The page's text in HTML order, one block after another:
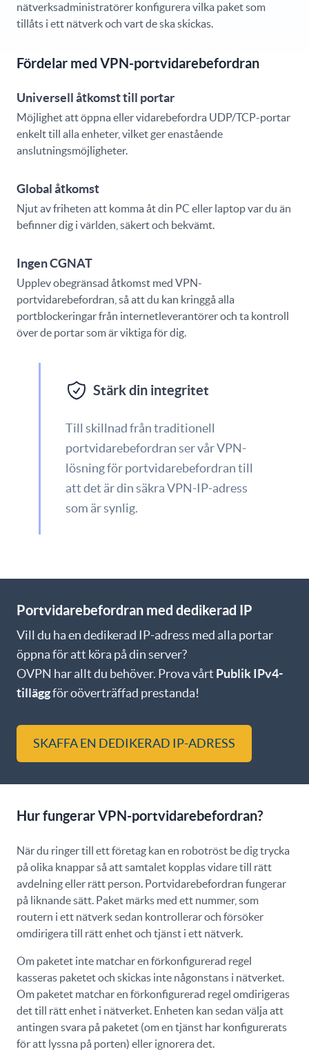
nätverksadministratörer konfigurera vilka paket som
tillåts i ett nätverk och vart de ska skickas.
Fördelar med VPN-portvidarebefordran
Universell åtkomst till portar
Möjlighet att öppna eller vidarebefordra UDP/TCP-portar
enkelt till alla enheter, vilket ger enastående
anslutningsmöjligheter.
Global åtkomst
Njut av friheten att komma åt din PC eller laptop var du än
befinner dig i världen, säkert och bekvämt.
Ingen CGNAT
Upplev obegränsad åtkomst med VPN-
portvidarebefordran, så att du kan kringgå alla
portblockeringar från internetleverantörer och ta kontroll
över de portar som är viktiga för dig.
Stärk din integritet
Till skillnad från traditionell
portvidarebefordran ser vår VPN-
lösning för portvidarebefordran till
att det är din säkra VPN-IP-adress
som är synlig.
Portvidarebefordran med dedikerad IP
Vill du ha en dedikerad IP-adress med alla portar
öppna för att köra på din server?
OVPN har allt du behöver. Prova vårt Publik IPv4-
tilläggför oöverträffad prestanda!
SKAFFA EN DEDIKERAD IP-ADRESS
Hur fungerar VPN-portvidarebefordran?
När du ringer till ett företag kan en robotröst be dig trycka
på olika knappar så att samtalet kopplas vidare till rätt
avdelning eller rätt person. Portvidarebefordran fungerar
på liknande sätt. Paket märks med ett nummer, som
routern i ett nätverk sedan kontrollerar och försöker
omdirigera till rätt enhet och tjänst i ett nätverk.
Om paketet inte matchar en förkonfigurerad regel
kasseras paketet och skickas inte någonstans i nätverket.
Om paketet matchar en förkonfigurerad regel omdirigeras
det till rätt enhet i nätverket. Enheten kan sedan välja att
antingen svara på paketet (om en tjänst har konfigurerats
för att lyssna på porten) eller ignorera det.